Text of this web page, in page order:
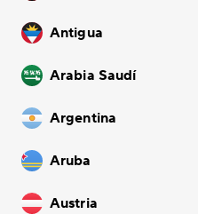
Antigua
Arabia Saudí
Argentina
Aruba
Austria